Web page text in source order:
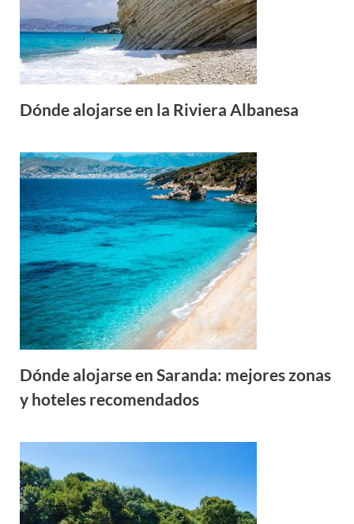
Dónde alojarse en la Riviera Albanesa
Dónde alojarse en Saranda: mejores zonas
y hoteles recomendados